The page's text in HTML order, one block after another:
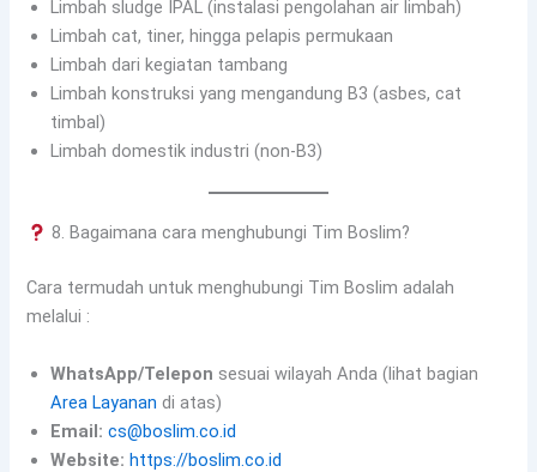
Limbah sludge IPAL (instalasi pengolahan air limbah)
Limbah cat, tiner, hingga pelapis permukaan
Limbah dari kegiatan tambang
Limbah konstruksi yang mengandung B3 (asbes, cat
timbal)
Limbah domestik industri (non-B3)
8. Bagaimana cara menghubungi Tim Boslim?
Cara termudah untuk menghubungi Tim Boslim adalah
melalui :
WhatsApp/Telepon sesuai wilayah Anda (lihat bagian
Area Layanan di atas)
Email: cs@boslim.co.id
Website: https://boslim.co.id